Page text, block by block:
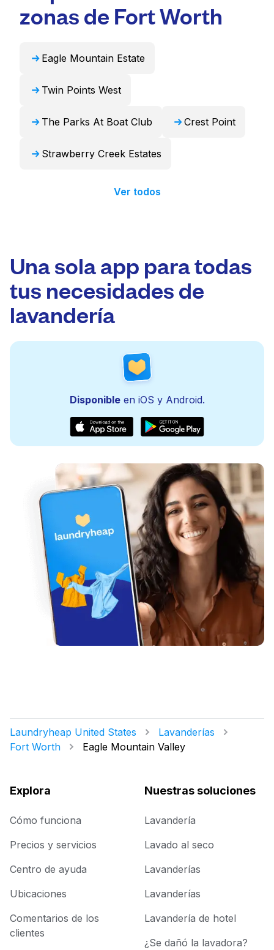
puede encargarse de estos artículos de forma
profesional y devolverlos listos para usar en
zonas de Fort Worth
Eagle Mountain Estate
Twin Points West
The Parks At Boat Club Crest Point
Strawberry Creek Estates
Ver todos
Una sola app para todas
tus necesidades de
lavandería
Disponibleen iOS y Android.
Laundryheap United States
Lavanderías
Fort Worth
Eagle Mountain Valley
Explora
Cómo funciona
Precios y servicios
Centro de ayuda
Ubicaciones
Comentarios de los
clientes
Nuestras soluciones
Lavandería
Lavado al seco
Lavanderías
Lavanderías
Lavandería de hotel
¿Se dañó la lavadora?